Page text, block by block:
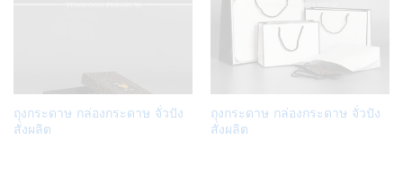
Add
ถุงกระดาษ กล่องกระดาษ จั่วปัง
สั่งผลิต
Add
ถุงกระดาษ กล่องกระดาษ จั่วปัง
สั่งผลิต